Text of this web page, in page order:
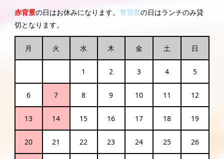
赤背景の日はお休みになります。 青背景の日はランチのみ貸
切となります。
月 火 水 木 金 土 日
1 2 3 4 5
6 7 8 9 10 11 12
13 14 15 16 17 18 19
20 21 22 23 24 25 26